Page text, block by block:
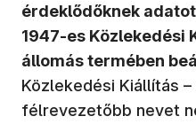
érdeklődőknek
1947-es Közlekedési
állomás termében
Közlekedési Kiállítás
félrevezetőbb nevet